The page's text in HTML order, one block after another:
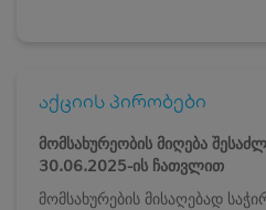
აქციის პირობები
მომსახურეობის მიღება
30.06.2025-ის ჩათვლით
მომსახურების მისაღებად